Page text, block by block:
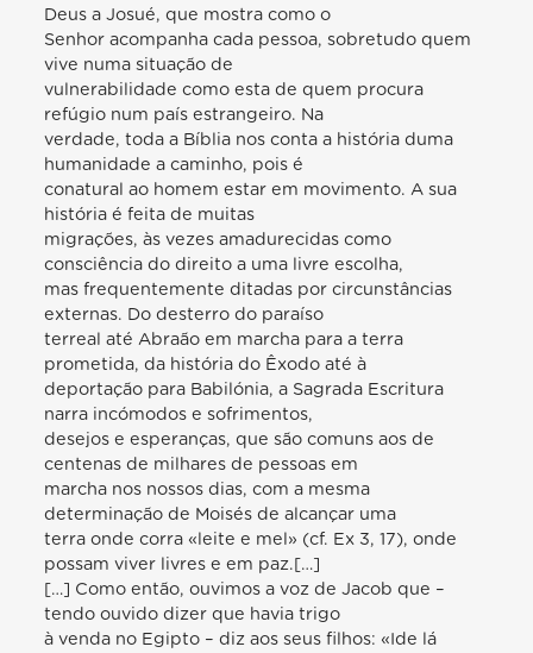
Deus a Josué, que mostra como o
Senhor acompanha cada pessoa, sobretudo quem
vive numa situação de
vulnerabilidade como esta de quem procura
refúgio num país estrangeiro. Na
verdade, toda a Bíblia nos conta a história duma
humanidade a caminho, pois é
conatural ao homem estar em movimento. A sua
história é feita de muitas
migrações, às vezes amadurecidas como
consciência do direito a uma livre escolha,
mas frequentemente ditadas por circunstâncias
externas. Do desterro do paraíso
terreal até Abraão em marcha para a terra
prometida, da história do Êxodo até à
deportação para Babilónia, a Sagrada Escritura
narra incómodos e sofrimentos,
desejos e esperanças, que são comuns aos de
centenas de milhares de pessoas em
marcha nos nossos dias, com a mesma
determinação de Moisés de alcançar uma
terra onde corra «leite e mel» (cf. Ex 3, 17), onde
possam viver livres e em paz.[…]
[…] Como então, ouvimos a voz de Jacob que –
tendo ouvido dizer que havia trigo
à venda no Egipto – diz aos seus filhos: «Ide lá